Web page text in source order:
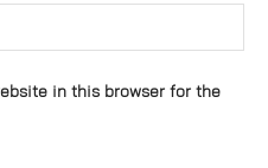
in this browser for the